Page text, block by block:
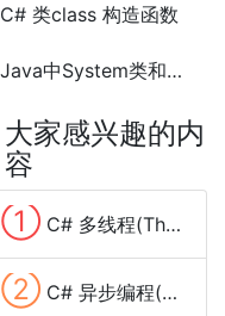
C# 类class 构造函数
Java中System类和Runtime类常用方法和属性
大家感兴趣的内
容
① C# 多线程(Thread和Task)
② C# 异步编程(async和await)